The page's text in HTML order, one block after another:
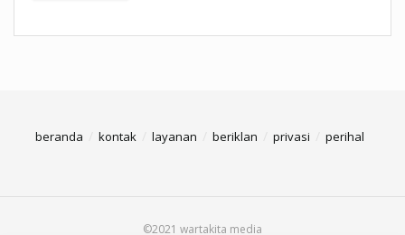
beranda kontak layanan beriklan privasi perihal
©2021 wartakita media